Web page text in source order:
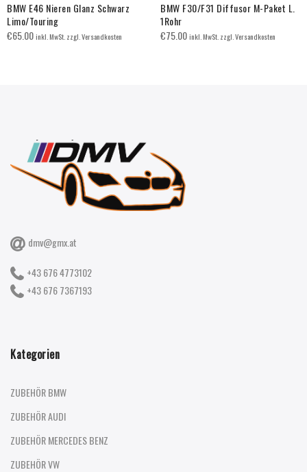
BMW E46 Nieren Glanz Schwarz
Limo/Touring
€65.00inkl. MwSt. zzgl. Versandkosten
BMW F30/F31 Diffusor M-Paket L.
1Rohr
€75.00inkl. MwSt. zzgl. Versandkosten
dmv@gmx.at
+43 676 4773102
+43 676 7367193
Kategorien
ZUBEHÖR BMW
ZUBEHÖR AUDI
ZUBEHÖR MERCEDES BENZ
ZUBEHÖR VW